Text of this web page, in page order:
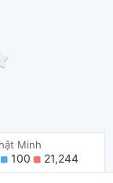
Minh
100 21,244